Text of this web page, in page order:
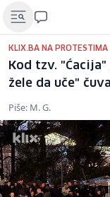
KLIX.BA NA PROTESTIMA
Kod tzv.
žele da uče"
Piše: M. G.